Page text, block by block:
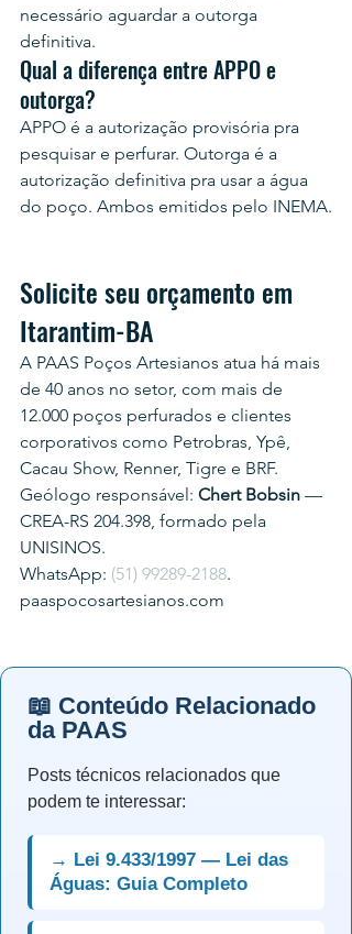
necessário aguardar a outorga
definitiva.
Qual a diferença entre APPO e
outorga?
APPO é a autorização provisória pra
pesquisar e perfurar. Outorga é a
autorização definitiva pra usar a água
do poço. Ambos emitidos pelo INEMA.
Solicite seu orçamento em
Itarantim-BA
A PAAS Poços Artesianos atua há mais
de 40 anos no setor, com mais de
12.000 poços perfurados e clientes
corporativos como Petrobras, Ypê,
Cacau Show, Renner, Tigre e BRF.
Geólogo responsável: Chert Bobsin —
CREA-RS 204.398, formado pela
UNISINOS.
WhatsApp: (51) 99289-2188.
paaspocosartesianos.com
📖 Conteúdo Relacionado
da PAAS
Posts técnicos relacionados que
podem te interessar:
→ Lei 9.433/1997 — Lei das
Águas: Guia Completo